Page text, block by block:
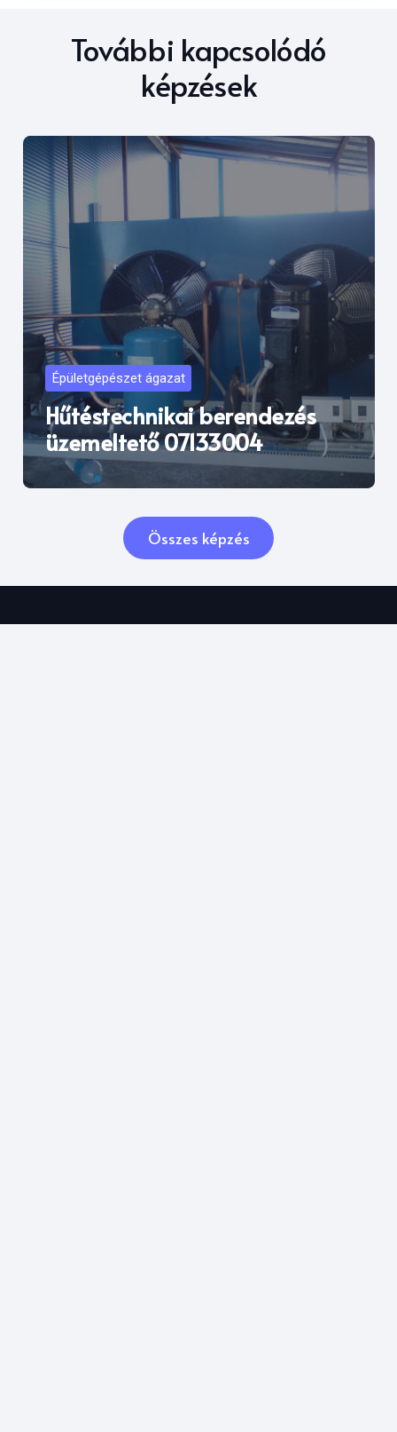
További kapcsolódó
képzések
Épületgépészet ágazat
Hűtéstechnikai berendezés
üzemeltető 07133004
Összes képzés